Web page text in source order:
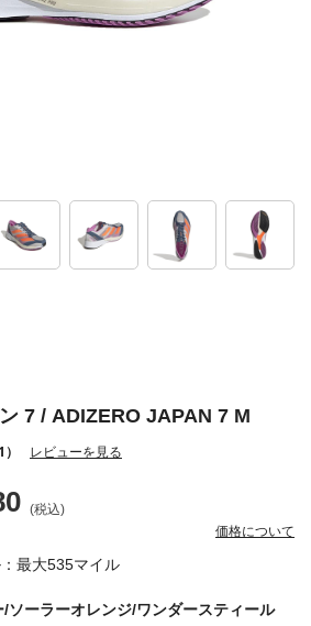
最大535マイル
7 / ADIZERO JAPAN 7 M
） レビューを見る
(税込)
価格について
ソーラーオレンジ/ワンダースティール